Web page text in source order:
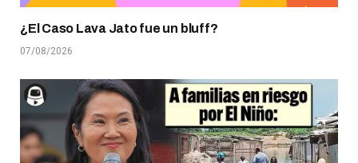
¿El Caso Lava Jato fue un bluff?
07/08/2026